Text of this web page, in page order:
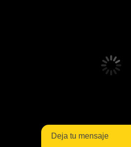
Deja tu mensaje